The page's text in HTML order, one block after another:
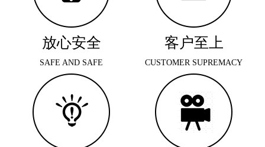
放心安全
SAFE AND SAFE
客户至上
CUSTOMER SUPREMACY